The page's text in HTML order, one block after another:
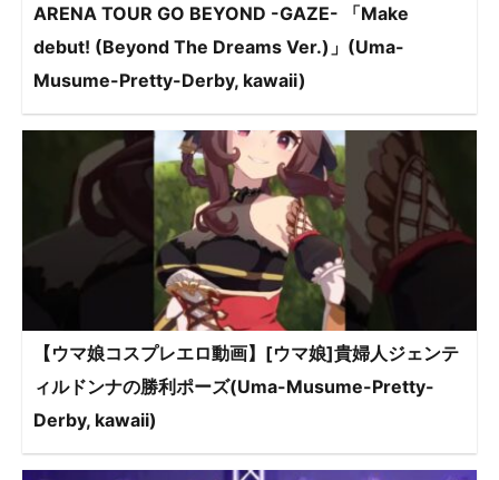
ARENA TOUR GO BEYOND -GAZE- 「Make
debut! (Beyond The Dreams Ver.)」(Uma-
Musume-Pretty-Derby, kawaii)
【ウマ娘コスプレエロ動画】[ウマ娘]貴婦人ジェンテ
ィルドンナの勝利ポーズ(Uma-Musume-Pretty-
Derby, kawaii)